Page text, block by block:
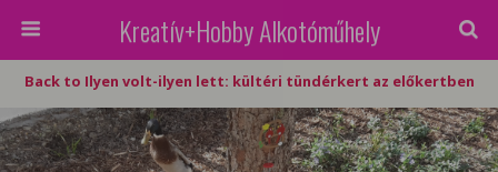
Kreatív+Hobby Alkotóműhely
Back to Ilyen volt-ilyen lett: kültéri tündérkert az előkertben